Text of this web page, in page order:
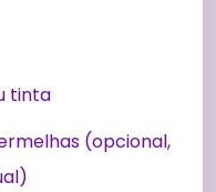
tinta
(opcional,